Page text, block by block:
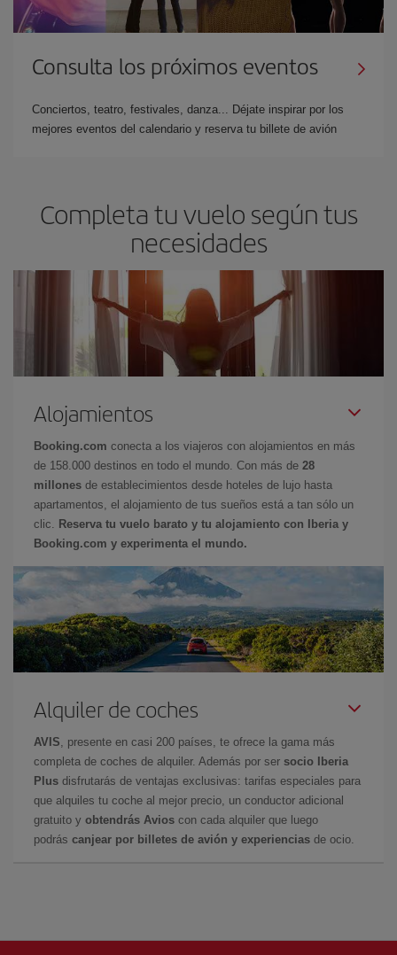
Consulta los próximos eventos
Conciertos, teatro, festivales, danza... Déjate inspirar por los
mejores eventos del calendario y reserva tu billete de avión
Completa tu vuelo según tus
necesidades
Alojamientos
Booking.com conecta a los viajeros con alojamientos en más
de 158.000 destinos en todo el mundo. Con más de 28
millones de establecimientos desde hoteles de lujo hasta
apartamentos, el alojamiento de tus sueños está a tan sólo un
clic.
Reserva tu vuelo barato y tu alojamiento con Iberia y
Booking.com y experimenta el mundo.
Alquiler de coches
AVIS , presente en casi 200 países, te ofrece la gama más
completa de coches de alquiler. Además por ser socio Iberia
Plus disfrutarás de ventajas exclusivas: tarifas especiales para
que alquiles tu coche al mejor precio, un conductor adicional
gratuito y obtendrás Avios con cada alquiler que luego
podrás canjear por billetes de avión y experiencias de ocio.